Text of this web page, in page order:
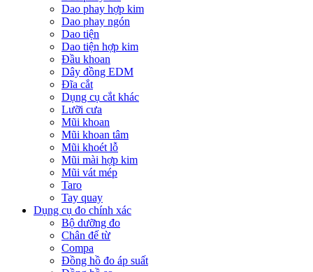
Dao phay hợp kim
Dao phay ngón
Dao tiện
Dao tiện hợp kim
Đầu khoan
Dây đồng EDM
Đĩa cắt
Dụng cụ cắt khác
Lưỡi cưa
Mũi khoan
Mũi khoan tâm
Mũi khoét lỗ
Mũi mài hợp kim
Mũi vát mép
Taro
Tay quay
Dụng cụ đo chính xác
Bộ dưỡng đo
Chân đế từ
Compa
Đồng hồ đo áp suất